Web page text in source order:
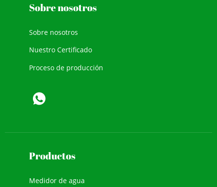
Sobre nosotros
Sobre nosotros
Nuestro Certificado
Proceso de producción
Productos
Medidor de agua